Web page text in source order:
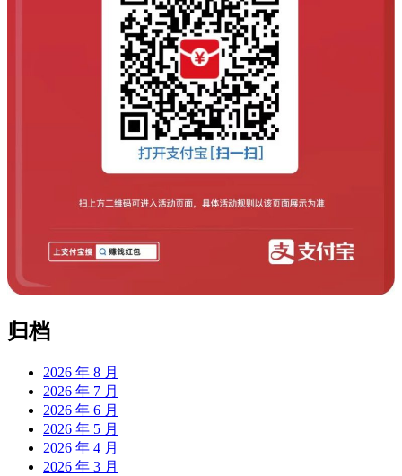
归档
2026 年 8 月
2026 年 7 月
2026 年 6 月
2026 年 5 月
2026 年 4 月
2026 年 3 月